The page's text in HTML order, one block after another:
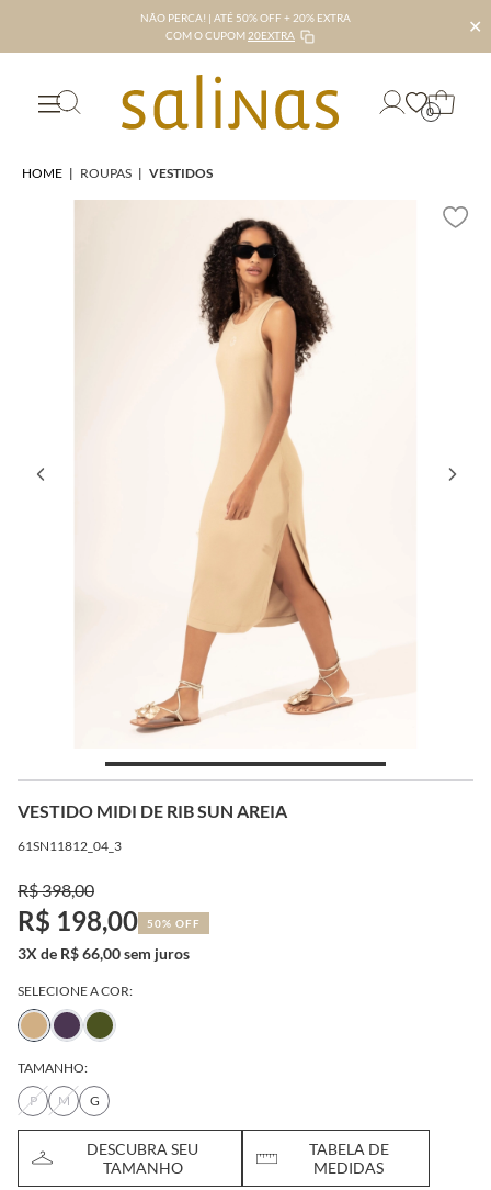
NÃO PERCA! | ATÉ 50% OFF + 20% EXTRA
COM O CUPOM 20EXTRA ✕
0
HOME | ROUPAS | VESTIDOS
VESTIDO MIDI DE RIB SUN AREIA
61SN11812_04_3
R$ 398,00
R$ 198,00 50% OFF
3X de R$ 66,00 sem juros
SELECIONE A COR:
TAMANHO:
P
M G
DESCUBRA SEU
TAMANHO
TABELA DE
MEDIDAS